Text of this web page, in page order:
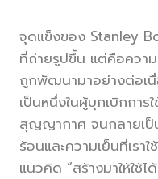
จุดแข็งของ Stanley
ที่ถ่ายรูปขึ้น แต่คือควา
ถูกพัฒนามาอย่างต่อเ
เป็นหนึ่งในผู้บุกเบิกการ
สุญญากาศ จนกลายเป็
ร้อนและความเย็นที่เรา
แนวคิด “สร้างมาให้ใช้ไ